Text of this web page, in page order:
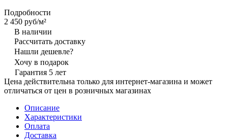
Подробности
2 450 руб/м²
В наличии
Рассчитать доставку
Нашли дешевле?
Хочу в подарок
Гарантия 5 лет
Цена действительна только для интернет-магазина и может
отличаться от цен в розничных магазинах
Описание
Характеристики
Оплата
Доставка